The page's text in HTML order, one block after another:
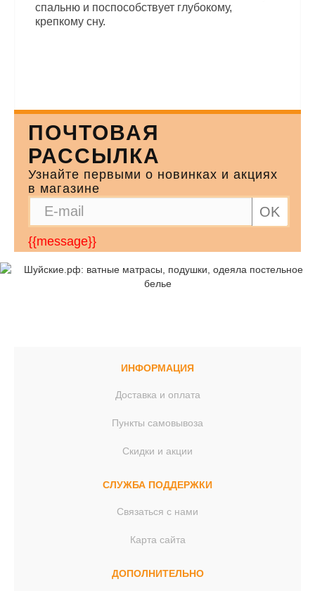
спальню и поспособствует глубокому,
крепкому сну.
ПОЧТОВАЯ
РАССЫЛКА
Узнайте первыми о новинках и акциях
в магазине
OK
{{message}}
ИНФОРМАЦИЯ
Доставка и оплата
Пункты самовывоза
Скидки и акции
СЛУЖБА ПОДДЕРЖКИ
Связаться с нами
Карта сайта
ДОПОЛНИТЕЛЬНО